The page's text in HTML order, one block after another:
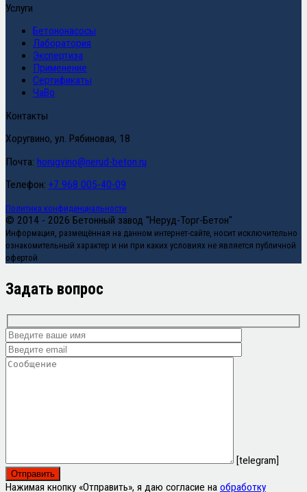
Услуги
Бетононасосы
Лаборатория
Экспертиза
Применение
Сертификаты
ЧаВо
Контакты
Хоругвино, ул. Рябиновая, 18
Почта: horugvino@nerud-beton.ru
Телефон: +7 968 005-40-09
Политика конфиденциальности
© 2014 - 2026 Бетонный завод "Неруд-Торг-Бетон"
Информация, размещённая на данном интернет-сайте, носит исключительно
ознакомительный характер и ни при каких условиях не является публичной
офертой
Задать вопрос
[telegram]
Нажимая кнопку «Отправить», я даю согласие на обработку